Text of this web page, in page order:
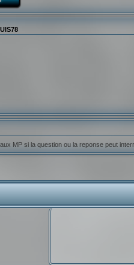
MP si la question ou la reponse peut